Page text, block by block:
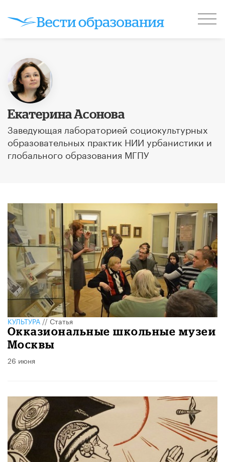
Екатерина Асонова
Заведующая лабораторией социокультурных
образовательных практик НИИ урбанистики и
глобального образования МГПУ
КУЛЬТУРА//Статья
​Окказиональные школьные музеи
Москвы
26 июня